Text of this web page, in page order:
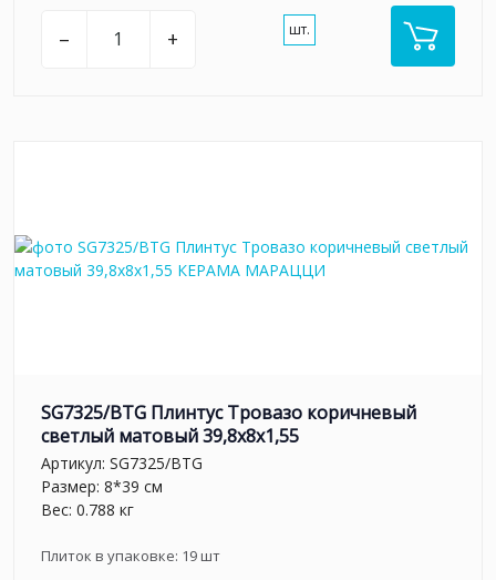
– + шт.
SG7325/BTG Плинтус Тровазо коричневый
светлый матовый 39,8x8x1,55
Артикул: SG7325/BTG
Размер: 8*39 см
Вес: 0.788 кг
Плиток в упаковке: 19шт